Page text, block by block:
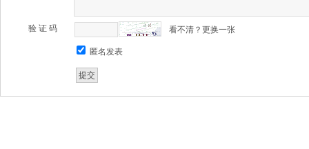
验 证 码 看不清？更换一张
匿名发表